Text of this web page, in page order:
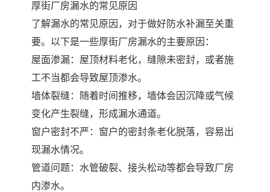
厚街厂房漏水的常见原因
了解漏水的常见原因，对于做好防水补漏至关重
要。以下是一些厚街厂房漏水的主要原因：
屋面渗漏：屋顶材料老化，缝隙未密封，或者施
工不当都会导致屋顶渗水。
墙体裂缝：随着时间推移，墙体会因沉降或气候
变化产生裂缝，形成漏水通道。
窗户密封不严：窗户的密封条老化脱落，容易出
现漏水情况。
管道问题：水管破裂、接头松动等都会导致厂房
内渗水。